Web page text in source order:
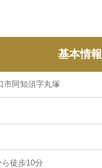
基本情報
阿知須字丸塚
ら徒歩10分